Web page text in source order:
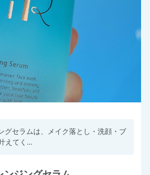
グセラムは、メイク落とし・洗顔・ブ
えてく...